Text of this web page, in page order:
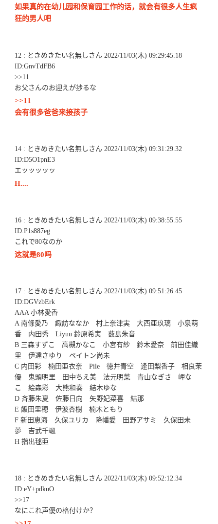
如果真的在幼儿园和保育园工作的话，就会有很多人生疯
狂的男人吧
12 : ときめきたい名無しさん 2022/11/03(木) 09:29:45.18
ID:GnvTdFB6
>>11
お父さんのお迎えが捗るな
>>11
会有很多爸爸来接孩子
14 : ときめきたい名無しさん 2022/11/03(木) 09:31:29.32
ID:D5O1pnE3
エッッッッッ
H....
16 : ときめきたい名無しさん 2022/11/03(木) 09:38:55.55
ID:P1s887eg
これで80なのか
这就是80吗
17 : ときめきたい名無しさん 2022/11/03(木) 09:51:26.45
ID:DGVzbErk
AAA 小林愛香
A 南條愛乃 諏訪ななか 村上奈津実 大西亜玖璃 小泉萌
香 内田秀 Liyuu 鈴原希実 薮島朱音
B 三森すずこ 高槻かなこ 小宮有紗 鈴木愛奈 前田佳織
里 伊達さゆり ペイトン尚未
C 内田彩 楠田亜衣奈 Pile 徳井青空 逢田梨香子 相良茉
優 鬼頭明里 田中ちえ美 法元明菜 青山なぎさ 岬な
こ 絵森彩 大熊和奏 結木ゆな
D 斉藤朱夏 佐藤日向 矢野妃菜喜 結那
E 飯田里穂 伊波杏樹 楠木ともり
F 新田恵海 久保ユリカ 降幡愛 田野アサミ 久保田未
夢 吉武千颯
H 指出毬亜
18 : ときめきたい名無しさん 2022/11/03(木) 09:52:12.34
ID:eY+pdkuO
>>17
なにこれ声優の格付けか？